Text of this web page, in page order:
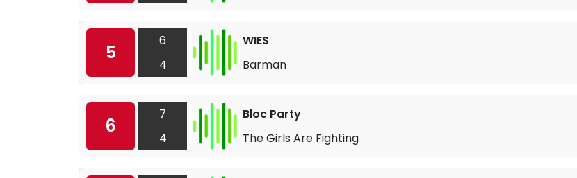
5
6
4
WIES
Barman
6
7
4
Bloc Party
The Girls Are Fighting